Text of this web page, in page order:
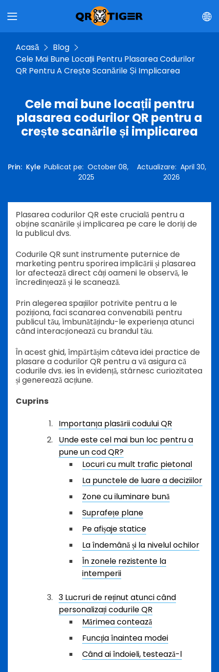
Acasă
Blog
Cele Mai Bune Locații Pentru Plasarea Codurilor
QR Pentru A Crește Scanările Și Implicarea
Cele mai bune locații pentru
plasarea codurilor QR pentru a
crește scanările și implicarea
Prin: Kyle Publicat pe:October 08,
2025
Actualizare:April 30,
2026
Plasarea codurilor QR este crucială pentru a
obține scanările și implicarea pe care le doriți de
la publicul dvs.
Codurile QR sunt instrumente puternice de
marketing pentru sporirea implicării și plasarea
lor afectează direct câți oameni le observă, le
încredințează și le scanează.
Prin alegerea spațiilor potrivite pentru a le
poziționa, faci scanarea convenabilă pentru
publicul tău, îmbunătățindu-le experiența atunci
când interacționează cu brandul tău.
În acest ghid, împărtășim câteva idei practice de
plasare a codurilor QR pentru a vă asigura că
codurile dvs. ies în evidență, stârnesc curiozitatea
și generează acțiune.
Cuprins
Importanța plasării codului QR
Unde este cel mai bun loc pentru a
pune un cod QR?
Locuri cu mult trafic pietonal
La punctele de luare a deciziilor
Zone cu iluminare bună
Suprafețe plane
Pe afișaje statice
La îndemână și la nivelul ochilor
În zonele rezistente la
intemperii
3 Lucruri de reținut atunci când
personalizați codurile QR
Mărimea contează
Funcția înaintea modei
Când ai îndoieli, testează-l